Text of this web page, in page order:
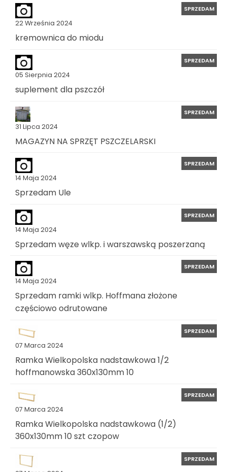
22 Września 2024
SPRZEDAM
kremownica do miodu
05 Sierpnia 2024
SPRZEDAM
suplement dla pszczół
31 Lipca 2024
SPRZEDAM
MAGAZYN NA SPRZĘT PSZCZELARSKI
14 Maja 2024
SPRZEDAM
Sprzedam Ule
14 Maja 2024
SPRZEDAM
Sprzedam węze wlkp. i warszawską poszerzaną
14 Maja 2024
SPRZEDAM
Sprzedam ramki wlkp. Hoffmana złożone
częściowo odrutowane
07 Marca 2024
SPRZEDAM
Ramka Wielkopolska nadstawkowa 1/2
hoffmanowska 360x130mm 10
07 Marca 2024
SPRZEDAM
Ramka Wielkopolska nadstawkowa (1/2)
360x130mm 10 szt czopow
SPRZEDAM